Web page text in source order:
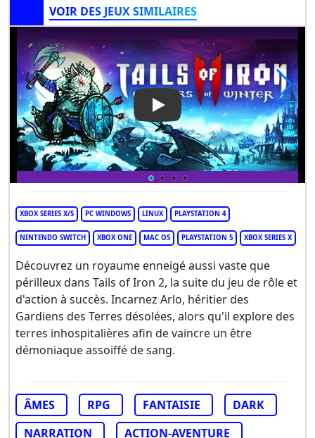
VOIR DES JEUX SIMILAIRES
Play Video: Tails of Iron 2:
XBOX SERIES X/S PC WINDOWS LINUX PLAYSTATION 4
NINTENDO SWITCH XBOX ONE MAC OS PLAYSTATION 5 XBOX SERIES X
Découvrez un royaume enneigé aussi vaste que
périlleux dans Tails of Iron 2, la suite du jeu de rôle et
d'action à succès. Incarnez Arlo, héritier des
Gardiens des Terres désolées, alors qu'il explore des
terres inhospitalières afin de vaincre un être
démoniaque assoiffé de sang.
ÂMES RPG FANTAISIE
DARK
NARRATION
ACTION-AVENTURE